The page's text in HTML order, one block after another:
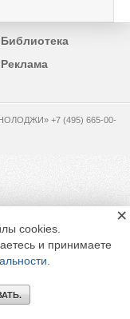
Библиотека
Реклама
+7 (495) 665-00-
cookies.
и принимаете
×